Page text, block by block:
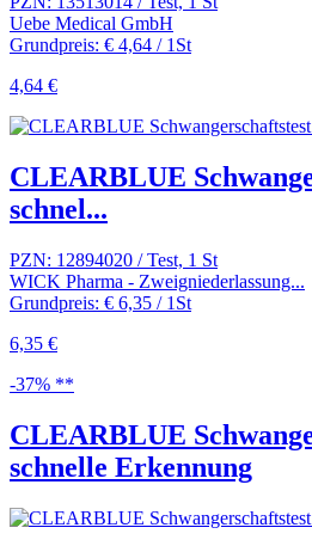
Uebe Medical GmbH
Grundpreis: € 4,64 / 1St
4,64 €
CLEARBLUE
schnel...
PZN: 12894020 / Test, 1 St
WICK Pharma - Zweigniederlassung...
Grundpreis: € 6,35 / 1St
6,35 €
-37% **
CLEARBLUE
schnelle Erkennung